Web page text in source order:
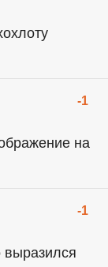
-1
на
-1
выразился